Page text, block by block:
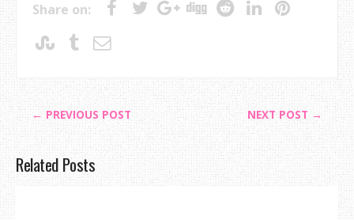
Share on:
← PREVIOUS POST NEXT POST →
Related Posts